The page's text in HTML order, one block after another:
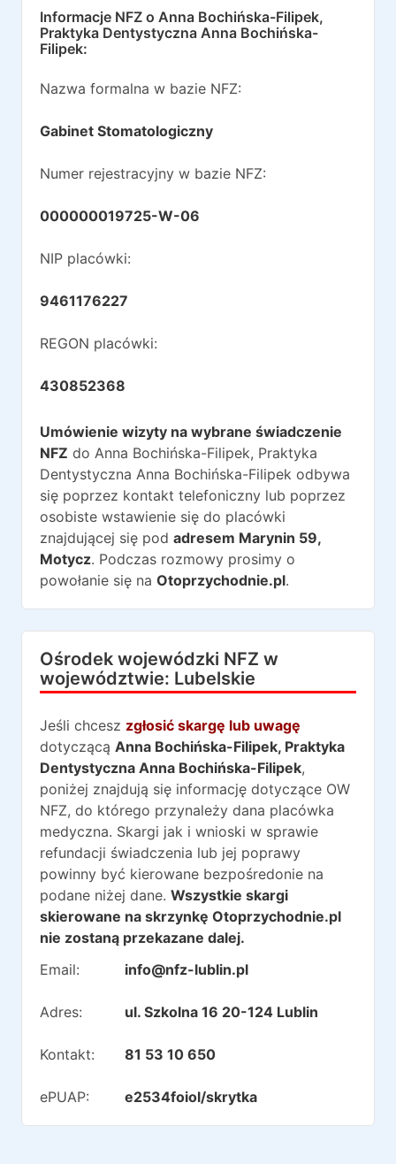
Informacje NFZ o Anna Bochińska-Filipek,
Praktyka Dentystyczna Anna Bochińska-
Filipek:
Nazwa formalna w bazie NFZ:
Gabinet Stomatologiczny
Numer rejestracyjny w bazie NFZ:
000000019725-W-06
NIP placówki:
9461176227
REGON placówki:
430852368
Umówienie wizyty na wybrane świadczenie
NFZ do Anna Bochińska-Filipek, Praktyka
Dentystyczna Anna Bochińska-Filipek odbywa
się poprzez kontakt telefoniczny lub poprzez
osobiste wstawienie się do placówki
znajdującej się pod adresem Marynin 59,
Motycz. Podczas rozmowy prosimy o
powołanie się na Otoprzychodnie.pl.
Ośrodek wojewódzki NFZ w
województwie: Lubelskie
Jeśli chcesz zgłosić skargę lub uwagę
dotyczącą Anna Bochińska-Filipek, Praktyka
Dentystyczna Anna Bochińska-Filipek,
poniżej znajdują się informację dotyczące OW
NFZ, do którego przynależy dana placówka
medyczna. Skargi jak i wnioski w sprawie
refundacji świadczenia lub jej poprawy
powinny być kierowane bezpośredonie na
podane niżej dane. Wszystkie skargi
skierowane na skrzynkę Otoprzychodnie.pl
nie zostaną przekazane dalej.
Email:
info@nfz-lublin.pl
Adres: ul. Szkolna 16 20-124 Lublin
Kontakt: 81 53 10 650
ePUAP: e2534foiol/skrytka